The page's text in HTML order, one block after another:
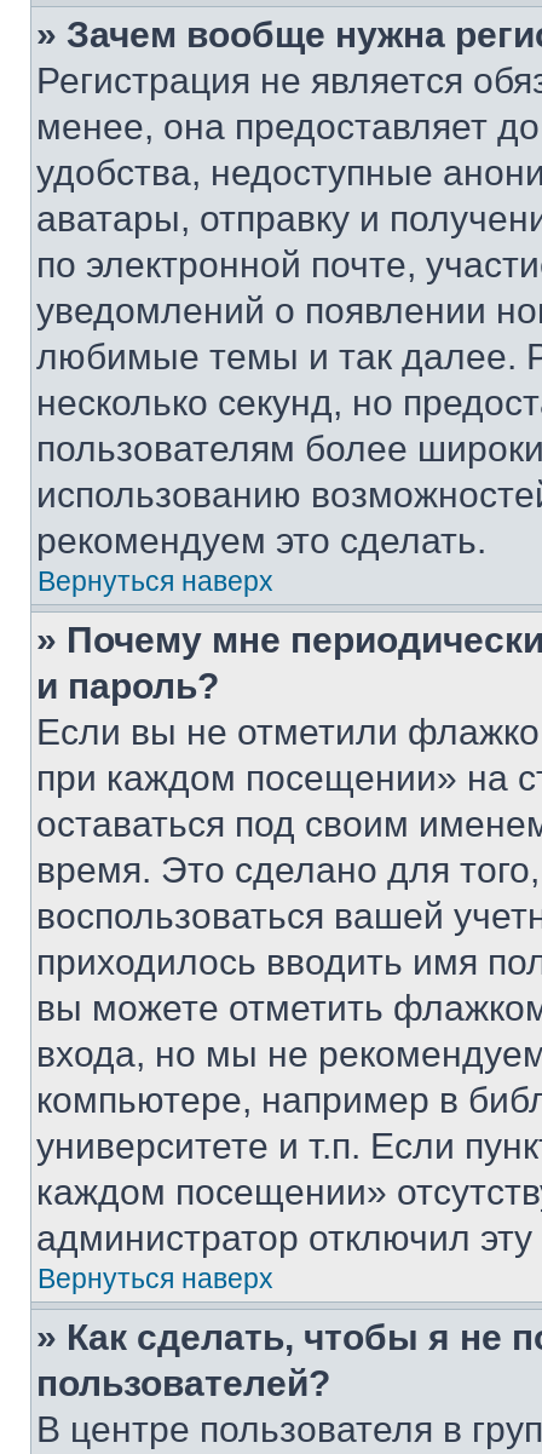
» Зачем вообще нужна
Регистрация не является
менее, она предоставляет
удобства, недоступные
аватары, отправку и
по электронной почте,
уведомлений о появлении
любимые темы и так далее.
несколько секунд, но
пользователям более
использованию
рекомендуем это сделать.
Вернуться наверх
» Почему мне
и пароль?
Если вы не отметили
при каждом посещении» на
оставаться под своим
время. Это сделано для
воспользоваться вашей
приходилось вводить имя
вы можете отметить
входа, но мы не
компьютере, например в
университете и т.п. Если
каждом посещении»
администратор отключил
Вернуться наверх
» Как сделать, чтобы я не
пользователей?
В центре пользователя в